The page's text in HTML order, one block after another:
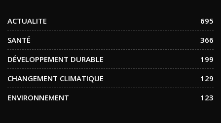
ACTUALITE
695
SANTÉ
366
DÉVELOPPEMENT DURABLE
199
CHANGEMENT CLIMATIQUE
129
ENVIRONNEMENT
123